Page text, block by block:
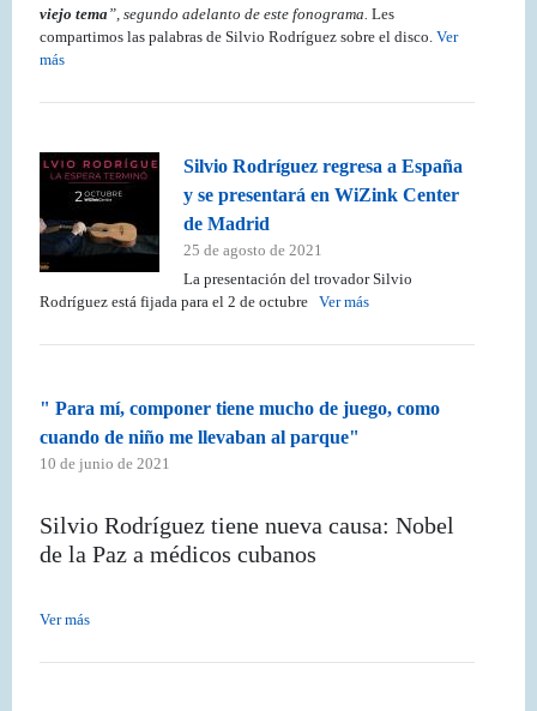
viejo tema ”, segundo adelanto de este fonograma. Les
compartimos las palabras de Silvio Rodríguez sobre el disco. Ver
más
Silvio Rodríguez regresa a España
y se presentará en WiZink Center
de Madrid
25 de agosto de 2021
La presentación del trovador Silvio
Rodríguez está fijada para el 2 de octubre Ver más
" Para mí, componer tiene mucho de juego, como
cuando de niño me llevaban al parque"
10 de junio de 2021
Silvio Rodríguez tiene nueva causa: Nobel
de la Paz a médicos cubanos
Ver más